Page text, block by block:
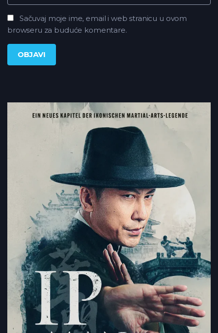
Sačuvaj moje ime, email i web stranicu u ovom
browseru za buduće komentare.